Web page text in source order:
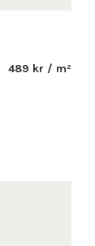
489 kr / m²